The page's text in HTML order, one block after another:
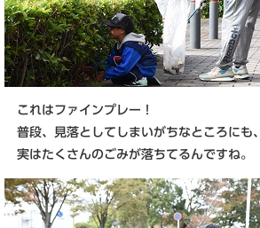
これはファインプレー！
普段、見落としてしまいがちなところにも、
実はたくさんのごみが落ちてるんですね。